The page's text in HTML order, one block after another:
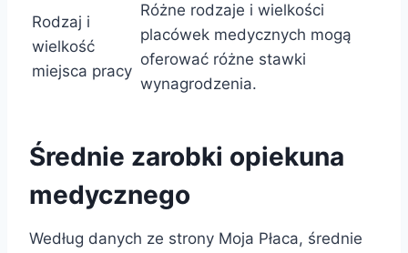
Rodzaj i
wielkość
miejsca pracy
Różne rodzaje i wielkości
placówek medycznych mogą
oferować różne stawki
wynagrodzenia.
Średnie zarobki opiekuna
medycznego
Według danych ze strony Moja Płaca, średnie